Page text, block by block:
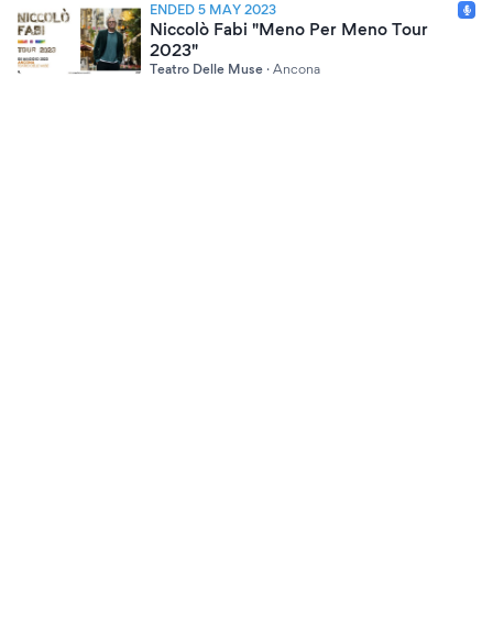
ENDED 5 MAY 2023
Niccolò Fabi "Meno Per Meno Tour
2023"
Teatro Delle Muse · Ancona